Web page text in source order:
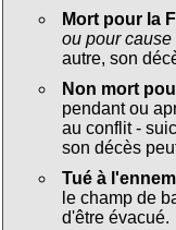
Mort pour la
ou pour
autre, son
Non mort
pendant ou
au conflit -
son décès
Tué à
le champ de
d'être évacué.